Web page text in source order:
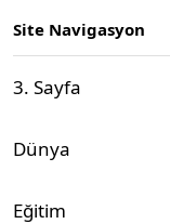
Site Navigasyon
3. Sayfa
Dünya
Eğitim